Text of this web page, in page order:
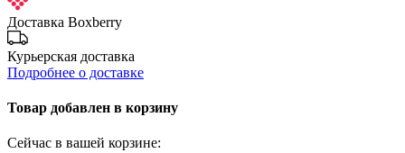
Доставка Boxberry
Курьерская доставка
Подробнее о доставке
Товар добавлен в корзину
Сейчас в вашей корзине: